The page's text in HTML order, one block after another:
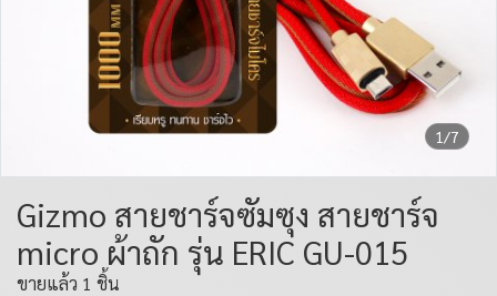
1/7
Gizmo สายชาร์จซัมซุง สายชาร์จ
micro ผ้าถัก รุ่น ERIC GU-015
ขายแล้ว 1 ชิ้น